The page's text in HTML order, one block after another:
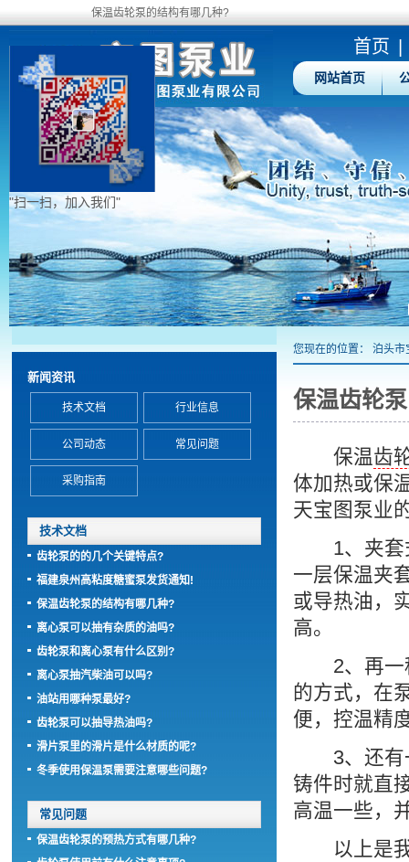
保温齿轮泵的结构有哪几种?
首页
网站首页
您现在的位置： 泊头市
保温齿轮
保温齿
体加热或保
天宝图泵业
1、夹套式
一层保温夹
或导热油，
高。
2、再一种
的方式，在
便，控温精
3、还有一
铸件时就直
高温一些，
以上是我
新闻资讯
技术文档 行业信息
公司动态 常见问题
采购指南
技术文档
齿轮泵的的几个关键特点?
福建泉州高粘度糖蜜泵发货通知!
保温齿轮泵的结构有哪几种?
离心泵可以抽有杂质的油吗?
齿轮泵和离心泵有什么区别?
离心泵抽汽柴油可以吗?
油站用哪种泵最好?
齿轮泵可以抽导热油吗?
滑片泵里的滑片是什么材质的呢?
冬季使用保温泵需要注意哪些问题?
常见问题
保温齿轮泵的预热方式有哪几种?
"扫一扫，加入我们"